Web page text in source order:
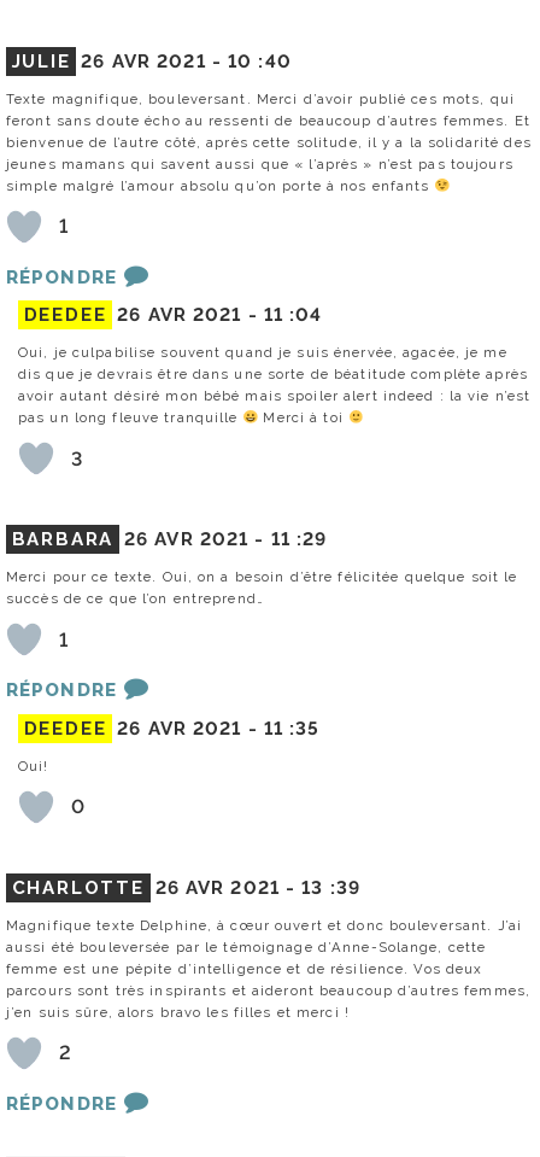
JULIE 26 AVR 2021 -10 :40
Texte magnifique, bouleversant. Merci d’avoir publié ces mots, qui
feront sans doute écho au ressenti de beaucoup d’autres femmes. Et
bienvenue de l’autre côté, après cette solitude, il y a la solidarité des
jeunes mamans qui savent aussi que « l’après » n’est pas toujours
simple malgré l’amour absolu qu’on porte à nos enfants
1
RÉPONDRE
DEEDEE 26 AVR 2021 - 11 :04
Oui, je culpabilise souvent quand je suis énervée, agacée, je me
dis que je devrais être dans une sorte de béatitude complète après
avoir autant désiré mon bébé mais spoiler alert indeed : la vie n’est
pas un long fleuve tranquille
Merci à toi
3
BARBARA 26 AVR 2021 - 11 :29
Merci pour ce texte. Oui, on a besoin d’être félicitée quelque soit le
succès de ce que l’on entreprend…
1
RÉPONDRE
DEEDEE 26 AVR 2021 - 11 :35
Oui!
0
CHARLOTTE 26 AVR 2021 -13 :39
Magnifique texte Delphine, à cœur ouvert et donc bouleversant. J’ai
aussi été bouleversée par le témoignage d’Anne-Solange, cette
femme est une pépite d’intelligence et de résilience. Vos deux
parcours sont très inspirants et aideront beaucoup d’autres femmes,
j’en suis sûre, alors bravo les filles et merci !
2
RÉPONDRE